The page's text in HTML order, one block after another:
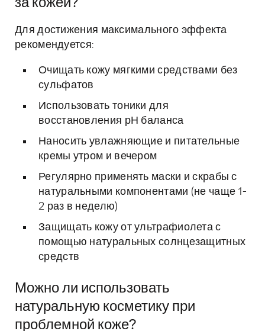
за кожей?
Для достижения максимального эффекта
рекомендуется:
Очищать кожу мягкими средствами без
сульфатов
Использовать тоники для
восстановления рН баланса
Наносить увлажняющие и питательные
кремы утром и вечером
Регулярно применять маски и скрабы с
натуральными компонентами (не чаще 1-
2 раз в неделю)
Защищать кожу от ультрафиолета с
помощью натуральных солнцезащитных
средств
Можно ли использовать
натуральную косметику при
проблемной коже?